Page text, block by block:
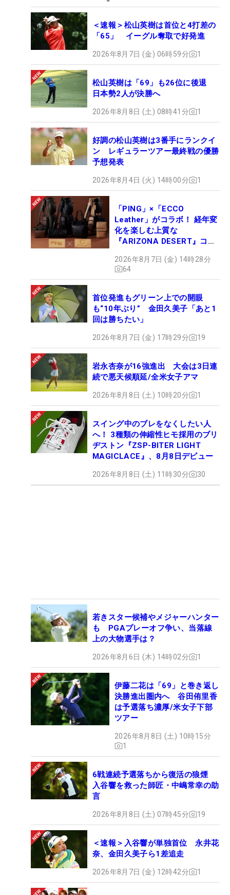
＜速報＞松山英樹は首位と4打差の
「65」 イーグル奪取で好発進
2026年8月7日 (金) 06時59分 1
松山英樹は「69」も26位に後退
日本勢2人が決勝へ
2026年8月8日 (土) 08時41分 1
好調の松山英樹は3番手にランクイ
ン レギュラーツアー最終戦の優勝
予想発表
2026年8月4日 (火) 14時00分 1
「PING」×「ECCO
Leather」がコラボ！ 経年変
化を楽しむ上質な
『ARIZONA DESERT』コレ
ュー
2026年8月7日 (金) 14時28分
64
首位発進もグリーン上での開眼
も“10年ぶり” 金田久美子「あと1
回は勝ちたい」
2026年8月7日 (金) 17時29分 19
岩永杏奈が16強進出 大会は3日連
続で悪天候順延/全米女子アマ
2026年8月8日 (土) 10時20分 1
スイング中のブレをなくしたい人
へ！ 3種類の伸縮性ヒモ採用のブリ
ヂストン『ZSP-BITER LIGHT
MAGICLACE』、8月8日デビュー
2026年8月8日 (土) 11時30分 30
若きスター候補やメジャーハンター
も PGAプレーオフ争い、当落線
上の大物選手は？
2026年8月6日 (木) 14時02分 1
伊藤二花は「69」と巻き返し
決勝進出圏内へ 谷田侑里香
は予選落ち濃厚/米女子下部
ツアー
2026年8月8日 (土) 10時15分
1
6戦連続予選落ちから復活の狼煙
入谷響を救った師匠・中嶋常幸の助
言
2026年8月8日 (土) 07時45分 19
＜速報＞入谷響が単独首位 永井花
奈、金田久美子ら1差追走
2026年8月7日 (金) 12時42分 1